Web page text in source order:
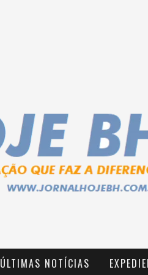
ÚLTIMAS NOTÍCIAS